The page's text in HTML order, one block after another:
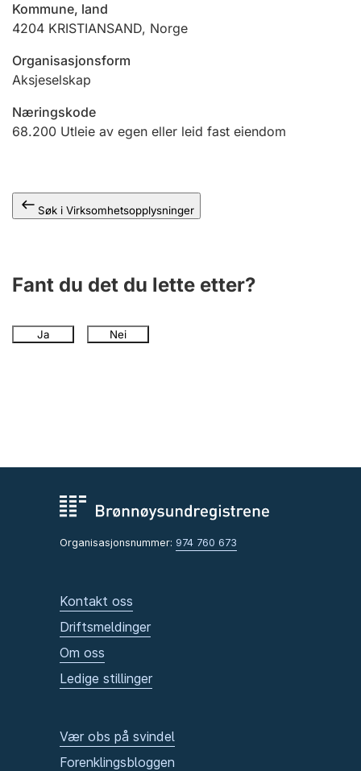
Andre tema
Kommune, land
4204 KRISTIANSAND, Norge
Organisasjonsform
Aksjeselskap
Næringskode
68.200 Utleie av egen eller leid fast eiendom
Søk i Virksomhetsopplysninger
Fant du det du lette etter?
Ja Nei
Organisasjonsnummer: 974 760 673
Kontakt oss
Driftsmeldinger
Om oss
Ledige stillinger
Vær obs på svindel
Forenklingsbloggen